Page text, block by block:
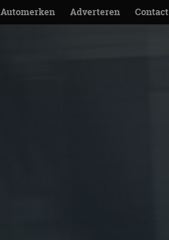
Automerken Adverteren Contact